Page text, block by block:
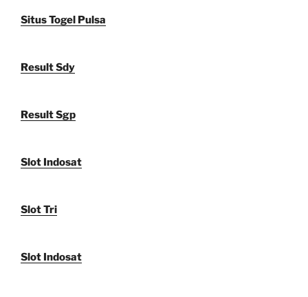
Situs Togel Pulsa
Result Sdy
Result Sgp
Slot Indosat
Slot Tri
Slot Indosat